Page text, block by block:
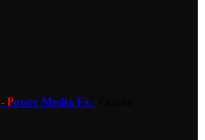
- Power Media Fx -